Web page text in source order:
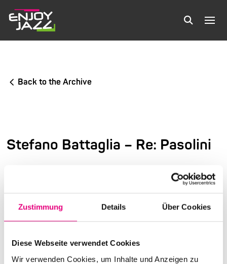
Zustimmung Details Über Cookies
Diese Webseite verwendet Cookies
Wir verwenden Cookies, um Inhalte und Anzeigen zu
Back to the Archive
Stefano Battaglia – Re: Pasolini
Doors open:november10, 2007 – 8:00 p.m.